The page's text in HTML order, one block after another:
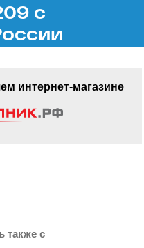
с
интернет-магазине
также с